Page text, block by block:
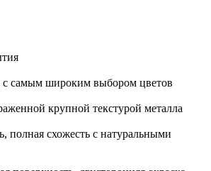
с самым широким выбором цветов
крупной текстурой металла
полная схожесть с натуральными